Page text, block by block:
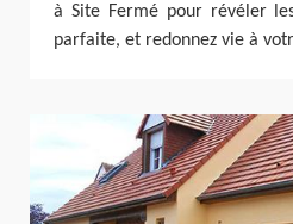
à Site Fermé pour révéler
parfaite, et redonnez vie à